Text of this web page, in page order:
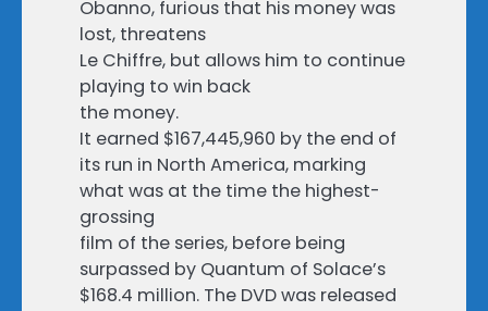
Obanno, furious that his money was
lost, threatens
Le Chiffre, but allows him to continue
playing to win back
the money.
It earned $167,445,960 by the end of
its run in North America, marking
what was at the time the highest-
grossing
film of the series, before being
surpassed by Quantum of Solace’s
$168.4 million. The DVD was released